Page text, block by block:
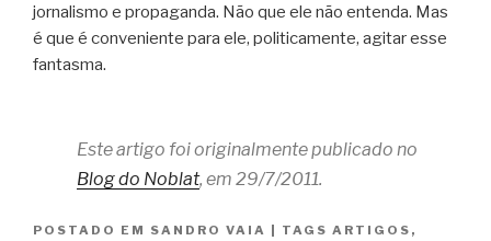
jornalismo e propaganda. Não que ele não entenda. Mas
é que é conveniente para ele, politicamente, agitar esse
fantasma.
Este artigo foi originalmente publicado no
Blog do Noblat, em 29/7/2011.
POSTADO EM SANDRO VAIA TAGS ARTIGOS ,